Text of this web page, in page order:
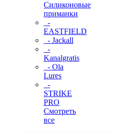
Силиконовые
приманки
-
EASTFIELD
- Jackall
-
Kanalgratis
- Ola
Lures
-
STRIKE
PRO
Смотреть
все